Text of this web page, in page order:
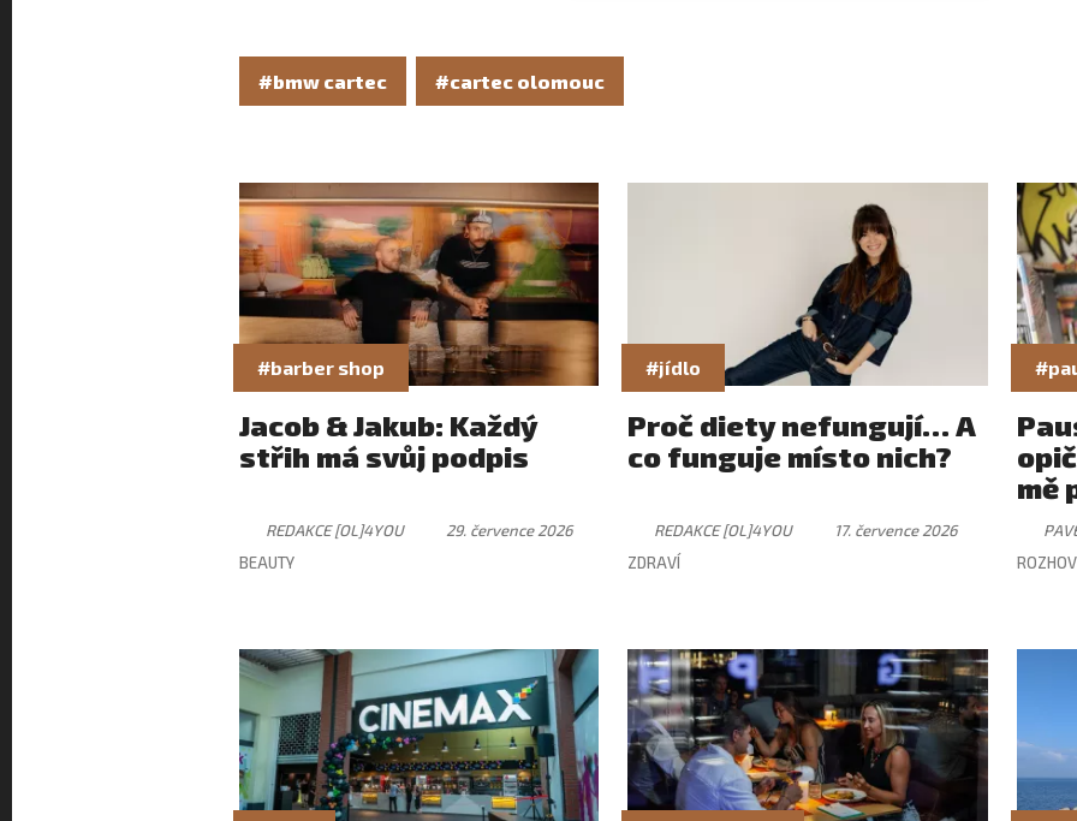
#bmw cartec #cartec olomouc
#barber shop
Jacob & Jakub: Každý
střih má svůj podpis
REDAKCE [OL]4YOU
29. července 2026
BEAUTY
#jídlo
Proč diety nefungují… A
co funguje místo nich?
REDAKCE [OL]4YOU
17. července 2026
ZDRAVÍ
mě